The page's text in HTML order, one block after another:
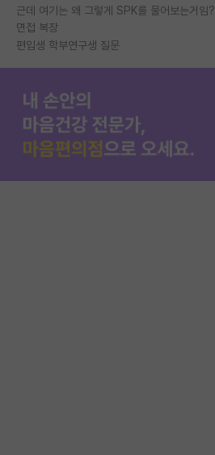
근데 여기는 왜 그렇게 SPK를 물어보는거임?
면접 복장
편입생 학부연구생 질문